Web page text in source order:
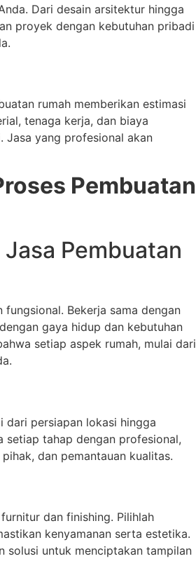
Dari desain arsitektur hingga
proyek dengan kebutuhan pribadi
rumah memberikan estimasi
tenaga kerja, dan biaya
Jasa yang profesional akan
Pembuatan
Jasa Pembuatan
Bekerja sama dengan
gaya hidup dan kebutuhan
setiap aspek rumah, mulai dari
dari persiapan lokasi hingga
setiap tahap dengan profesional,
dan pemantauan kualitas.
dan finishing. Pilihlah
kenyamanan serta estetika.
solusi untuk menciptakan tampilan